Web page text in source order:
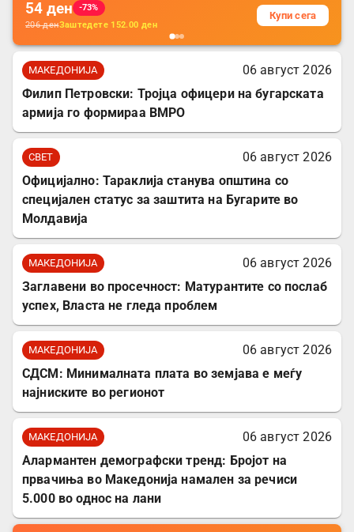
54 ден
-73%
206денЗаштедете 152.00 ден
Купи сега
МАКЕДОНИЈА
06 август 2026
Филип Петровски: Тројца офицери на бугарската
армија го формираа ВМРО
СВЕТ
06 август 2026
Официјално: Тараклија станува општина со
специјален статус за заштита на Бугарите во
Молдавија
МАКЕДОНИЈА
06 август 2026
Заглавени во просечност: Матурантите со послаб
успех, Власта не гледа проблем
МАКЕДОНИЈА
06 август 2026
СДСМ: Минималната плата во земјава е меѓу
најниските во регионот
МАКЕДОНИЈА
06 август 2026
Алармантен демографски тренд: Бројот на
првачиња во Македонија намален за речиси
5.000 во однос на лани